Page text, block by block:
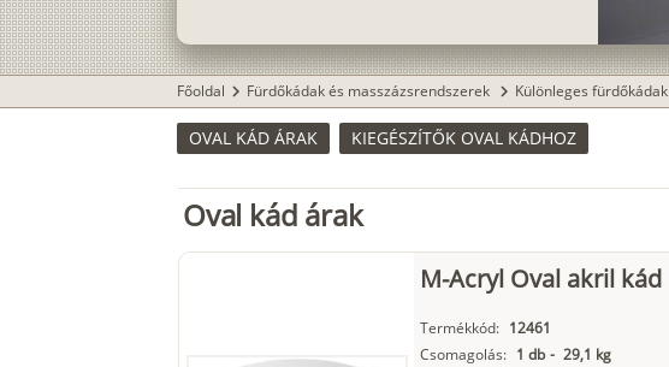
Főoldal chevron_right Fürdőkádak és masszázsrendszerek chevron_right Különleges fürdőkádak
OVAL KÁD ÁRAK KIEGÉSZÍTŐK OVAL KÁDHOZ
Oval kád árak
M-Acryl Oval akril kád
Termékkód: 12461
Csomagolás: 1 db - 29,1 kg